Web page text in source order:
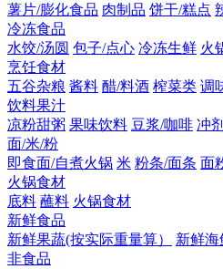
薯片/膨化食品 肉制品 饼干/糕点
冷冻食品
水饺/汤圆 包子/点心 冷冻生鲜 火
烹饪食材
五谷杂粮 酱料 醋/料酒 榨菜类 调
饮料果汁
凉粉甜粥 果味饮料 豆浆/咖啡 冲
面/米/粉
即食面/自煮火锅 米 粉条/面条 面
火锅食材
底料 蘸料 火锅食材
新鲜食品
新鲜果蔬(按实际重量算）
新鲜海
非食品